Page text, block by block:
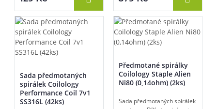
Sada předmotaných
spirálek Coilology
Performance Coil 7v1
SS316L (42ks)
Předmotané spirálky
Coilology Staple Alien
Ni80 (0,14ohm) (2ks)
Sada předmotaných spirálek